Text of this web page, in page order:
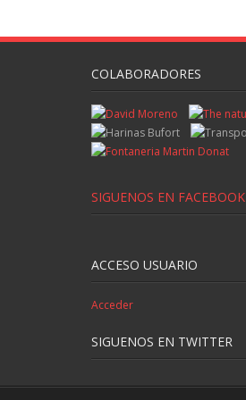
COLABORADORES
SIGUENOS EN FACEBOOK
ACCESO USUARIO
Acceder
SIGUENOS EN TWITTER